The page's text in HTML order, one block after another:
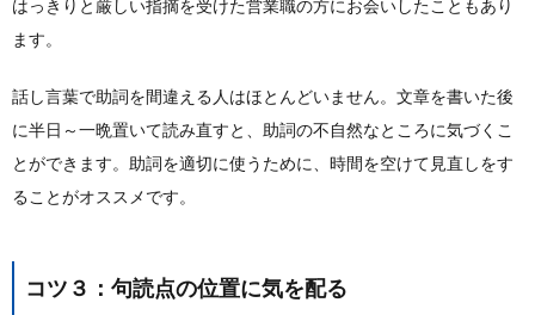
はっきりと厳しい指摘を受けた営業職の方にお会いしたこともあり
ます。
話し言葉で助詞を間違える人はほとんどいません。文章を書いた後
に半日～一晩置いて読み直すと、助詞の不自然なところに気づくこ
とができます。助詞を適切に使うために、時間を空けて見直しをす
ることがオススメです。
コツ３：句読点の位置に気を配る